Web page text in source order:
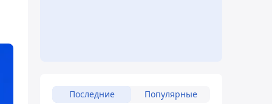
Последние Популярные